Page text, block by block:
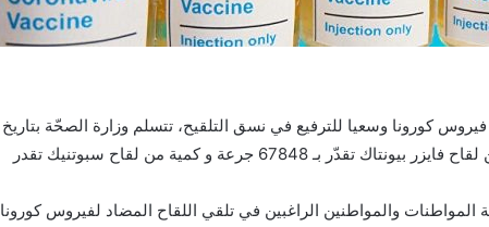
كورونا وسعيا للترفيع في نسق التلقيح، تتسلم وزارة الصحّة بتاريخ
اليوم الجمعة 25 جوان 2021 كميّة جديدة من لقاح فايزر بيونتاك تقدّر بـ 67848 جرعة و كمية من لقاح سبوتنيك تقدر
المواطنات والمواطنين الراغبين في تلقي اللقاح المضاد لفيروس كورونا